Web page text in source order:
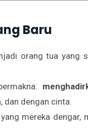
Baru
orang tua yang
dan dengan cinta.
mereka dengar,